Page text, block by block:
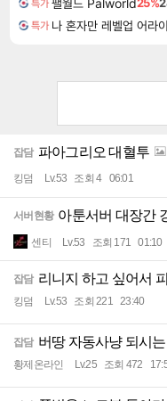
특가 팰월드 Palworld
특가
잡담 파아그리오 대혈투
킹덤 Lv.53 조회 4 06:01
서버현황 아툰서버 대장간
센티 Lv.53 조회 171 01:10
잡담 리니지 하고 싶어서
킹덤 Lv.53 조회 221 23:40
잡담 버땅 자동사냥 되시
황제온라인 Lv.25 조회 472